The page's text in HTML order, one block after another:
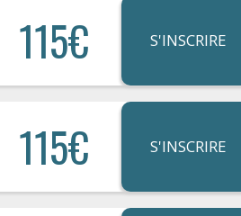
115€ S'INSCRIRE
115€ S'INSCRIRE